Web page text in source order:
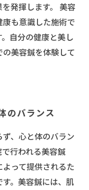
発揮します。 美容
も意識した施術で
自分の健康と美し
美容鍼を体験して
のバランス
、心と体のバラン
行われる美容鍼
って提供されるた
。美容鍼には、肌